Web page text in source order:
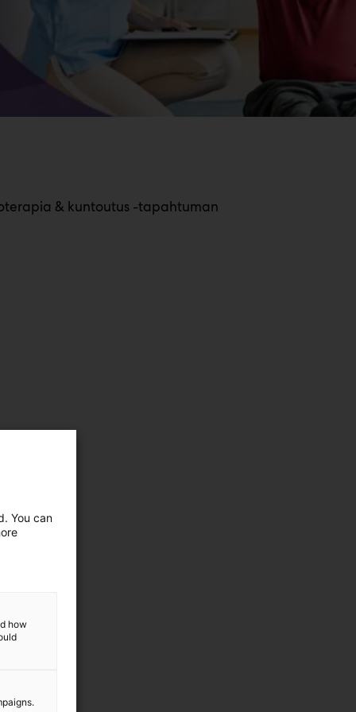
& kuntoutus -tapahtuman
You can
how